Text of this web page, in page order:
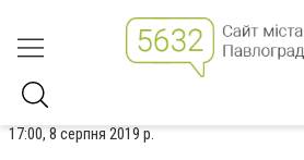
17:00, 8 серпня 2019 р.